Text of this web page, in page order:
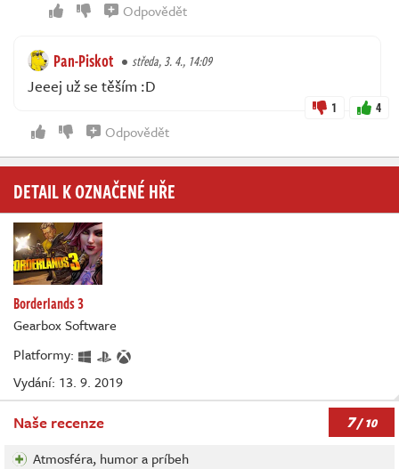
Odpovědět
Pan-Piskot středa, 3. 4., 14:09
Jeeej už se těším :D
1 4
Odpovědět
DETAIL K OZNAČENÉ HŘE
Borderlands 3
Gearbox Software
Platformy:
Vydání: 13. 9. 2019
Naše recenze 7/ 10
Atmosféra, humor a príbeh